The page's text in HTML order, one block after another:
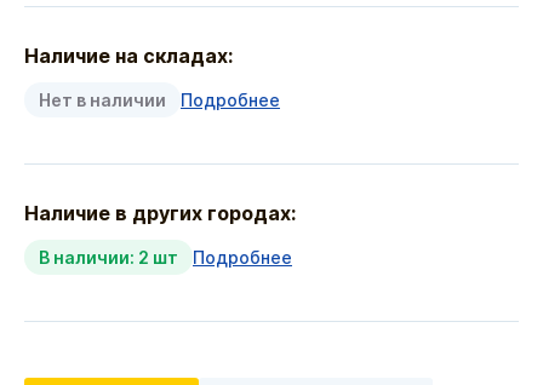
Наличие на складах:
Нет в наличии Подробнее
Наличие в других городах:
В наличии: 2 шт Подробнее